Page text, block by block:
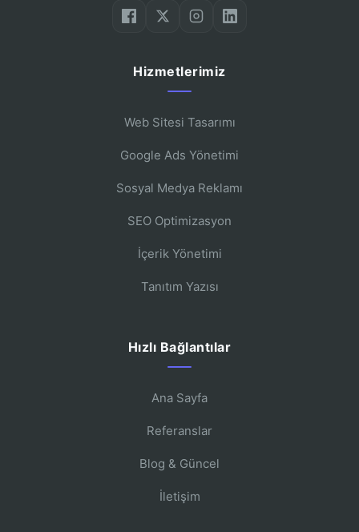
Hizmetlerimiz
Web Sitesi Tasarımı
Google Ads Yönetimi
Sosyal Medya Reklamı
SEO Optimizasyon
İçerik Yönetimi
Tanıtım Yazısı
Hızlı Bağlantılar
Ana Sayfa
Referanslar
Blog & Güncel
İletişim